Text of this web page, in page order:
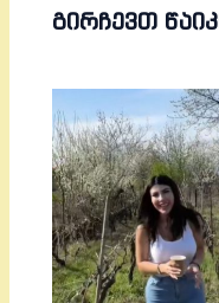
ᲒᲘᲠᲩᲔᲕᲗ